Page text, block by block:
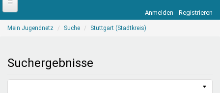
Startseite
Freizeit & Reisen
Anmelden Registrieren
Sie
Mein Jugendnetz Suche Stuttgart (Stadtkreis)
Suchergebnisse